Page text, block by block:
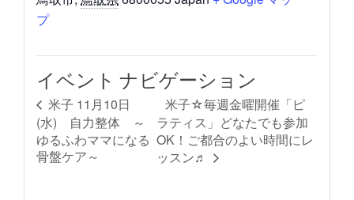
プ
イベント ナビゲーション
米子 11月10日
(水) 自力整体 ～
ゆるふわママになる
骨盤ケア～
米子☆毎週金曜開催「ピ
ラティス」どなたでも参加
OK！ご都合のよい時間にレ
ッスン♬